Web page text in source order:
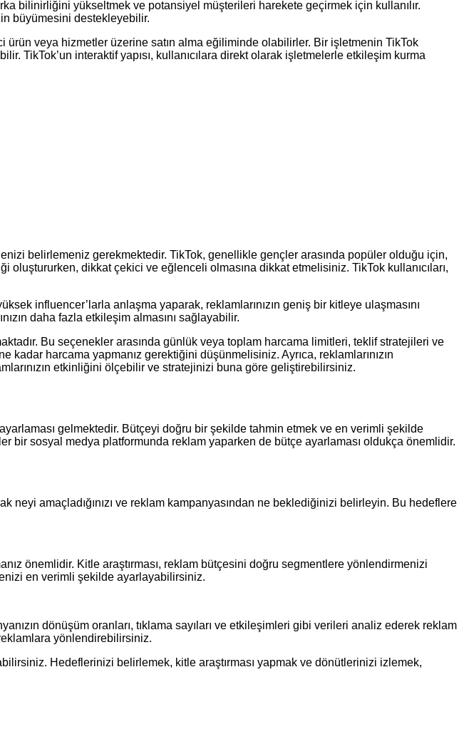
bilinirliğini yükseltmek ve potansiyel müşterileri harekete geçirmek için kullanılır.
büyümesini destekleyebilir.
ürün veya hizmetler üzerine satın alma eğiliminde olabilirler. Bir işletmenin TikTok
TikTok’un interaktif yapısı, kullanıcılara direkt olarak işletmelerle etkileşim kurma
belirlemeniz gerekmektedir. TikTok, genellikle gençler arasında popüler olduğu için,
oluştururken, dikkat çekici ve eğlenceli olmasına dikkat etmelisiniz. TikTok kullanıcıları,
influencer’larla anlaşma yaparak, reklamlarınızın geniş bir kitleye ulaşmasını
daha fazla etkileşim almasını sağlayabilir.
Bu seçenekler arasında günlük veya toplam harcama limitleri, teklif stratejileri ve
harcama yapmanız gerektiğini düşünmelisiniz. Ayrıca, reklamlarınızın
etkinliğini ölçebilir ve stratejinizi buna göre geliştirebilirsiniz.
gelmektedir. Bütçeyi doğru bir şekilde tahmin etmek ve en verimli şekilde
bir sosyal medya platformunda reklam yaparken de bütçe ayarlaması oldukça önemlidir.
amaçladığınızı ve reklam kampanyasından ne beklediğinizi belirleyin. Bu hedeflere
önemlidir. Kitle araştırması, reklam bütçesini doğru segmentlere yönlendirmenizi
en verimli şekilde ayarlayabilirsiniz.
dönüşüm oranları, tıklama sayıları ve etkileşimleri gibi verileri analiz ederek reklam
yönlendirebilirsiniz.
Hedeflerinizi belirlemek, kitle araştırması yapmak ve dönütlerinizi izlemek,